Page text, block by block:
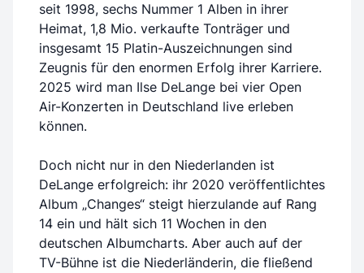
seit 1998, sechs Nummer 1 Alben in ihrer
Heimat, 1,8 Mio. verkaufte Tonträger und
insgesamt 15 Platin-Auszeichnungen sind
Zeugnis für den enormen Erfolg ihrer Karriere.
2025 wird man Ilse DeLange bei vier Open
Air-Konzerten in Deutschland live erleben
können.
Doch nicht nur in den Niederlanden ist
DeLange erfolgreich: ihr 2020 veröffentlichtes
Album „Changes“ steigt hierzulande auf Rang
14 ein und hält sich 11 Wochen in den
deutschen Albumcharts. Aber auch auf der
TV-Bühne ist die Niederländerin, die fließend